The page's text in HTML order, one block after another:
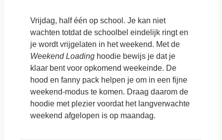
Vrijdag, half één op school. Je kan niet
wachten totdat de schoolbel eindelijk ringt en
je wordt vrijgelaten in het weekend. Met de
Weekend Loadinghoodie bewijs je dat je
klaar bent voor opkomend weekeinde. De
hood en fanny pack helpen je om in een fijne
weekend-modus te komen. Draag daarom de
hoodie met plezier voordat het langverwachte
weekend afgelopen is op maandag.